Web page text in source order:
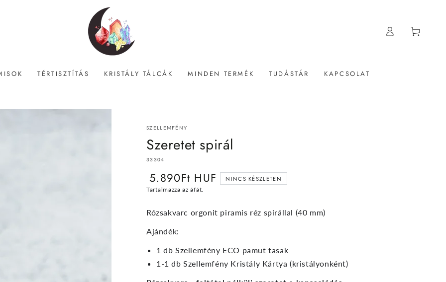
TÉRTISZTÍTÁS KRISTÁLY TÁLCÁK MINDEN TERMÉK TUDÁSTÁR KAPCSOLAT
Belépés Kosár
SZELLEMFÉNY
Szeretet spirál
33304
Normál
ár
5.890Ft HUF NINCS KÉSZLETEN
Tartalmazza az áfát.
Rózsakvarc orgonit piramis réz spirállal (40 mm)
Ajándék:
1 db Szellemfény ECO pamut tasak
1-1 db Szellemfény Kristály Kártya (kristályonként)